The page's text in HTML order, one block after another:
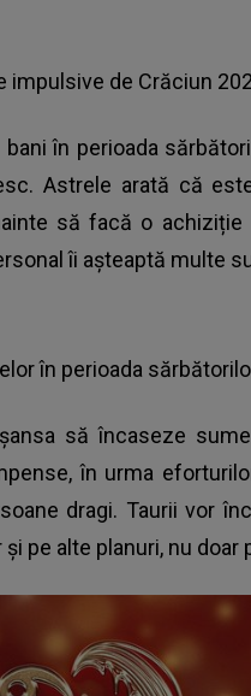
impulsive de Crăciun
în perioada
Astrele arată că
să facă o achiziție
îi așteaptă multe
în perioada
să încaseze
în urma
dragi. Taurii vor
pe alte planuri, nu doar